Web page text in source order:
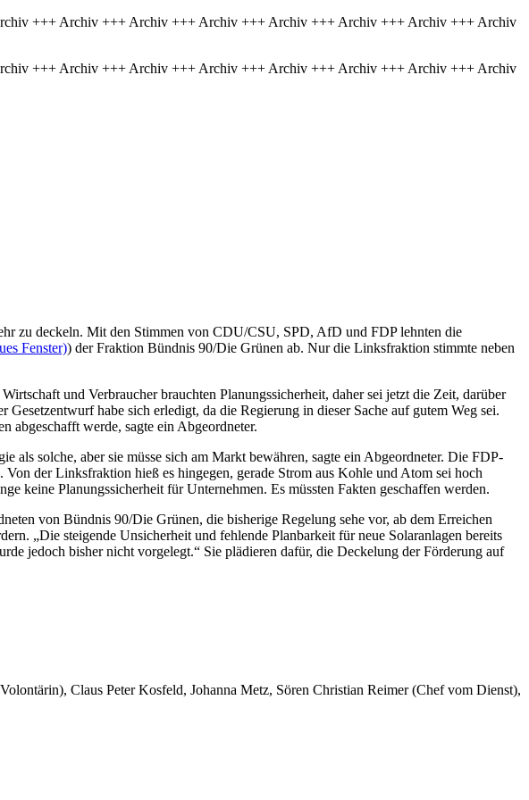
+++ Archiv +++ Archiv +++ Archiv +++ Archiv +++ Archiv +++ Archiv +++ Archiv
+++ Archiv +++ Archiv +++ Archiv +++ Archiv +++ Archiv +++ Archiv +++ Archiv
zu deckeln. Mit den Stimmen von CDU/CSU, SPD, AfD und FDP lehnten die
Fenster)) der Fraktion Bündnis 90/Die Grünen ab. Nur die Linksfraktion stimmte neben
und Verbraucher brauchten Planungssicherheit, daher sei jetzt die Zeit, darüber
habe sich erledigt, da die Regierung in dieser Sache auf gutem Weg sei.
abgeschafft werde, sagte ein Abgeordneter.
solche, aber sie müsse sich am Markt bewähren, sagte ein Abgeordneter. Die FDP-
der Linksfraktion hieß es hingegen, gerade Strom aus Kohle und Atom sei hoch
keine Planungssicherheit für Unternehmen. Es müssten Fakten geschaffen werden.
von Bündnis 90/Die Grünen, die bisherige Regelung sehe vor, ab dem Erreichen
„Die steigende Unsicherheit und fehlende Planbarkeit für neue Solaranlagen bereits
jedoch bisher nicht vorgelegt.“ Sie plädieren dafür, die Deckelung der Förderung auf
Claus Peter Kosfeld, Johanna Metz, Sören Christian Reimer (Chef vom Dienst),